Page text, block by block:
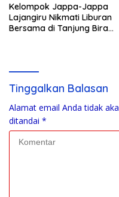
Kelompok Jappa-Jappa
Lajangiru Nikmati Liburan
Bersama di Tanjung Bira
Tinggalkan Balasan
Alamat email Anda tidak
ditandai *